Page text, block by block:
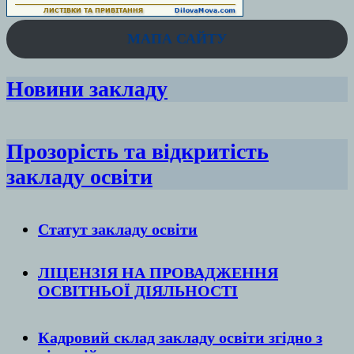
МАПА САЙТУ
Новини закладу
Прозорість та відкритість
закладу освіти
Статут закладу освіти
ЛІЦЕНЗІЯ НА ПРОВАДЖЕННЯ
ОСВІТНЬОЇ ДІЯЛЬНОСТІ
Кадровий склад закладу освіти згідно з